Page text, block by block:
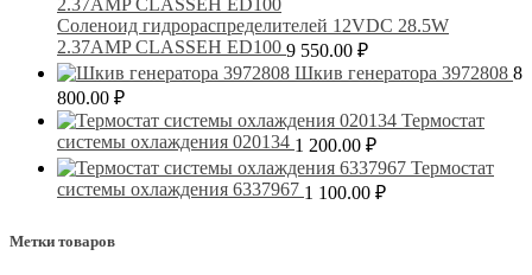
Соленоид гидрораспределителей 12VDC 28.5W
2.37AMP CLASSEH ED100 9 550.00 ₽
Шкив генератора 3972808 8
800.00 ₽
Термостат
системы охлаждения 020134 1 200.00 ₽
Термостат
системы охлаждения 6337967 1 100.00 ₽
Метки товаров